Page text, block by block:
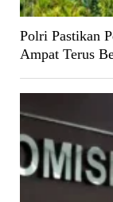
Polri Pastikan
Ampat Terus